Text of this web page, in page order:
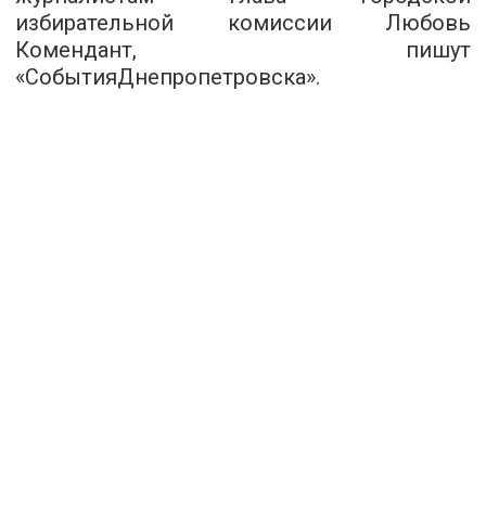
избирательной комиссии Любовь
Комендант, пишут
«СобытияДнепропетровска».